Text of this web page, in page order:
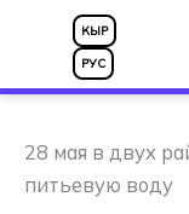
Перейти
содержимому
КЫР
РУС
28 мая в двух
питьевую воду